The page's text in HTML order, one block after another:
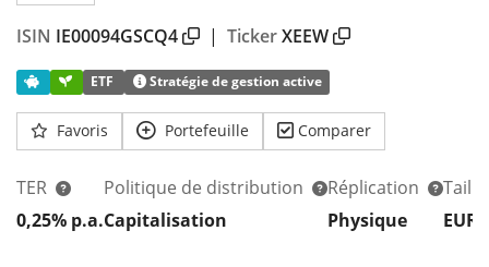
ISIN IE00094GSCQ4 | TickerXEEW
ETF Stratégie de gestion active
Favoris Portefeuille Comparer
TER
0,25% p.a.
Politique de distribution
Capitalisation
Réplication
Physique
EUR